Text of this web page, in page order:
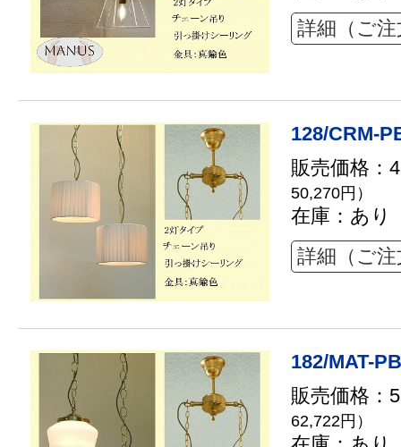
詳細（ご
128/CRM-
販売価格：
50,270円）
在庫：あり
詳細（ご
182/MAT-
販売価格：
62,722円）